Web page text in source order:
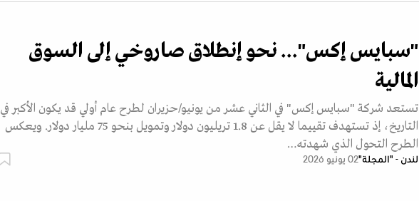
"سبايس إكس"... نحو إنطلاق صاروخي إلى السوق
المالية
تستعد شركة "سبايس إكس" في الثاني عشر من يونيو/حزيران لطرح عام أولي قد يكون الأكبر في
التاريخ، إذ تستهدف تقييما لا يقل عن 1.8 تريليون دولار وتمويل بنحو 75 مليار دولار. ويعكس
الطرح التحول الذي شهدته…
لندن - "المجلة"02 يونيو 2026